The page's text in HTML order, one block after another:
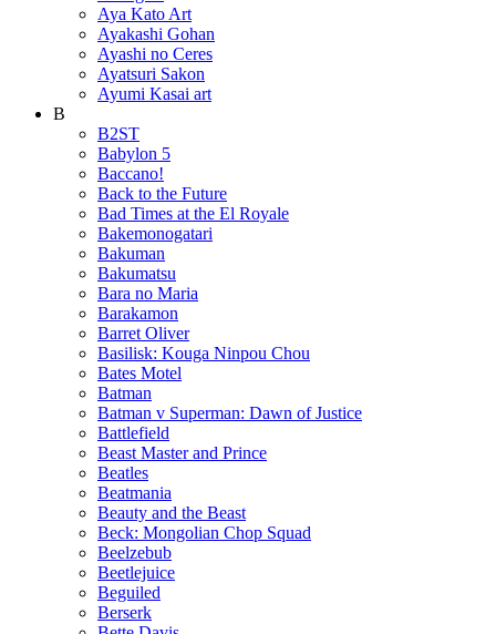
Aya Kato Art
Ayakashi Gohan
Ayashi no Ceres
Ayatsuri Sakon
Ayumi Kasai art
B
B2ST
Babylon 5
Baccano!
Back to the Future
Bad Times at the El Royale
Bakemonogatari
Bakuman
Bakumatsu
Bara no Maria
Barakamon
Barret Oliver
Basilisk: Kouga Ninpou Chou
Bates Motel
Batman
Batman v Superman: Dawn of Justice
Battlefield
Beast Master and Prince
Beatles
Beatmania
Beauty and the Beast
Beck: Mongolian Chop Squad
Beelzebub
Beetlejuice
Beguiled
Berserk